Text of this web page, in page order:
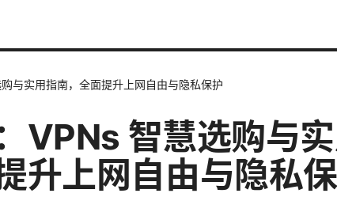
与实用指南，全面提升上网自由与隐私保护
VPNs 智慧选购与
升上网自由与隐私